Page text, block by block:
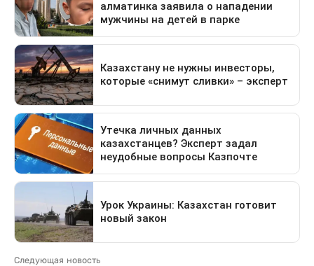
Следующая новость